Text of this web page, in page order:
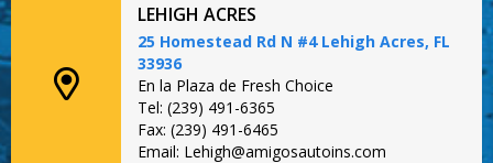
LEHIGH ACRES
25 Homestead Rd N #4 Lehigh Acres, FL
33936
En la Plaza de Fresh Choice
Tel: (239) 491-6365
Fax: (239) 491-6465
Email: Lehigh@amigosautoins.com